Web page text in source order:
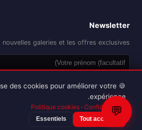
Newsletter
nouvelles galeries et les offres exclusives.
interdite sans autorisation.
💬
des cookies pour améliorer votre
expérience.
Politique cookies · Confidentialité
Tout accepter
Essentiels